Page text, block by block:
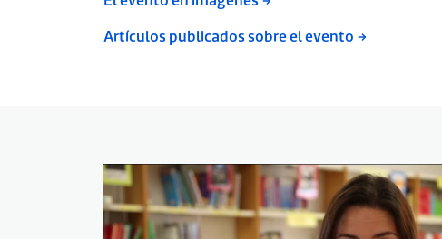
Artículos publicados sobre el evento